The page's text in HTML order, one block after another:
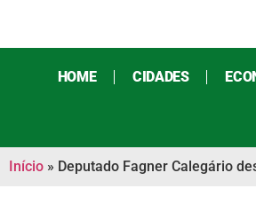
HOME CIDADES
Início » Deputado Fagner Calegário